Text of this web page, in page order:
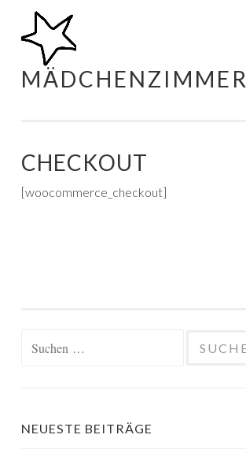
Zum
Inhalt
springen
MÄDCHENZIMMER
CHECKOUT
[woocommerce_checkout]
NEUESTE BEITRÄGE